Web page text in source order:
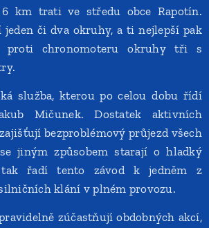
km trati ve středu obce Rapotín.
či dva okruhy, a ti nejlepší pak
proti chronomoteru okruhy tři s
služba, kterou po celou dobu řídí
Mičunek. Dostatek aktivních
bezproblémový průjezd všech
jiným způsobem starají o hladký
tak řadí tento závod k jedněm z
klání v plném provozu.
zúčastňují obdobných akcí,